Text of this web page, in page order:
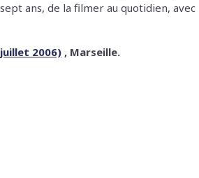
ans, de la filmer au quotidien,
2006) , Marseille.